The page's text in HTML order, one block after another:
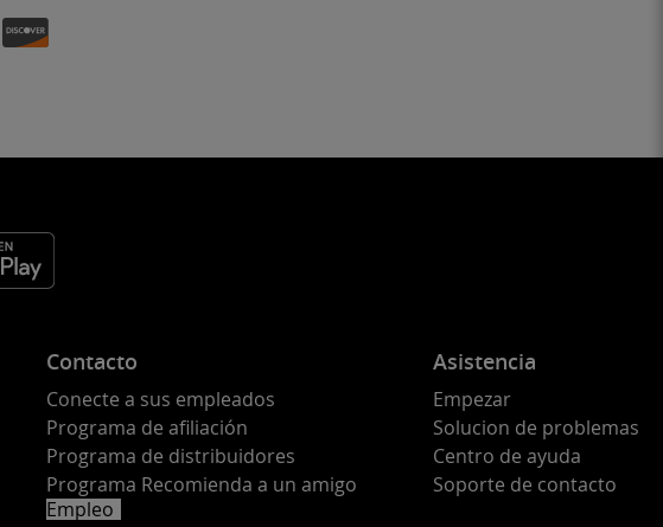
Contacto
Conecte a sus empleados
Programa de afiliación
Programa de distribuidores
Programa Recomienda a un amigo
Empleo
Asistencia
Empezar
Solucion de problemas
Centro de ayuda
Soporte de contacto